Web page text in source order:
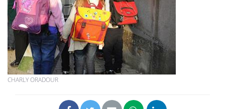
CHARLY ORADOUR